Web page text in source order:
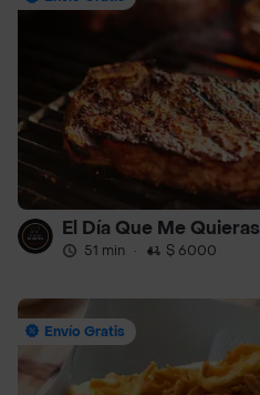
El Día Que Me Quieras
51 min · $ 6000
Envío Gratis